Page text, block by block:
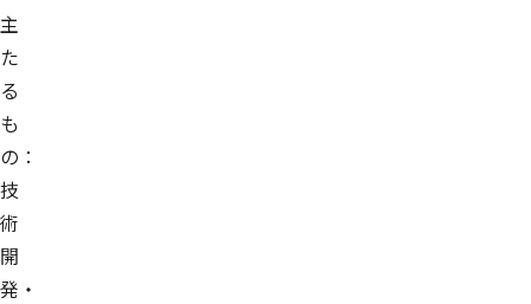
主
た
る
も
の：
技
術
開
発・